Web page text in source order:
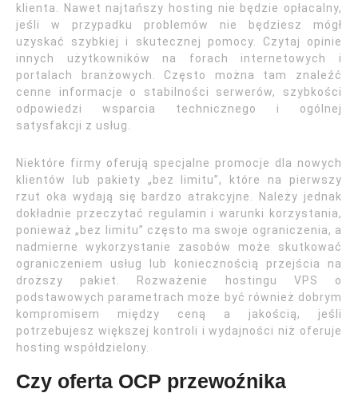
klienta. Nawet najtańszy hosting nie będzie opłacalny,
jeśli w przypadku problemów nie będziesz mógł
uzyskać szybkiej i skutecznej pomocy. Czytaj opinie
innych użytkowników na forach internetowych i
portalach branżowych. Często można tam znaleźć
cenne informacje o stabilności serwerów, szybkości
odpowiedzi wsparcia technicznego i ogólnej
satysfakcji z usług.
Niektóre firmy oferują specjalne promocje dla nowych
klientów lub pakiety „bez limitu”, które na pierwszy
rzut oka wydają się bardzo atrakcyjne. Należy jednak
dokładnie przeczytać regulamin i warunki korzystania,
ponieważ „bez limitu” często ma swoje ograniczenia, a
nadmierne wykorzystanie zasobów może skutkować
ograniczeniem usług lub koniecznością przejścia na
droższy pakiet. Rozważenie hostingu VPS o
podstawowych parametrach może być również dobrym
kompromisem między ceną a jakością, jeśli
potrzebujesz większej kontroli i wydajności niż oferuje
hosting współdzielony.
Czy oferta OCP przewoźnika